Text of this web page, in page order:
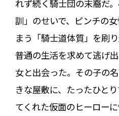
れず続く騎士団の末裔だ
訓」のせいで、ピンチの
まう「騎士道体質」を刷
普通の生活を求めて逃げ
女と出会った。その子の
きな屋敷に、たったひと
てくれた仮面のヒーロー